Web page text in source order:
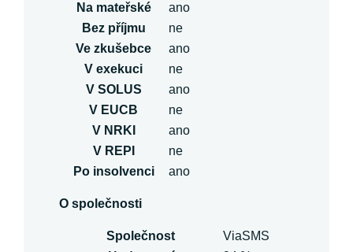
Na mateřské
ano
Bez příjmu
ne
Ve zkušebce
ano
V exekuci
ne
V SOLUS
ano
V EUCB
ne
V NRKI
ano
V REPI
ne
Po insolvenci
ano
O společnosti
Společnost
ViaSMS